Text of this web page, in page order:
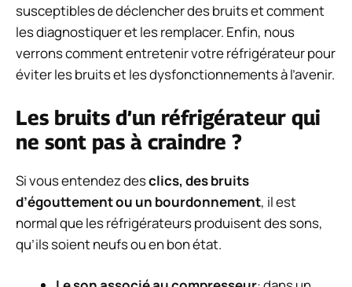
susceptibles de déclencher des bruits et comment
les diagnostiquer et les remplacer. Enfin, nous
verrons comment entretenir votre réfrigérateur pour
éviter les bruits et les dysfonctionnements à l’avenir.
Les bruits d’un réfrigérateur qui
ne sont pas à craindre ?
Si vous entendez desclics, des bruits
d’égouttement ou un bourdonnement, il est
normal que les réfrigérateurs produisent des sons,
qu’ils soient neufs ou en bon état.